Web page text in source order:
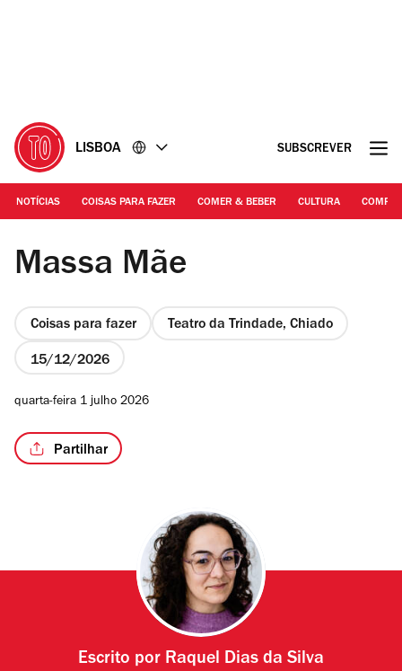
LISBOA SUBSCREVER
NOTÍCIAS COISAS PARA FAZER COMER & BEBER CULTURA
© Humberto Mouco/ CML-ACL | Diogo Faro
Massa Mãe
Coisas para fazer Teatro da Trindade, Chiado
15/12/2026
quarta-feira 1 julho 2026
Partilhar
Escrito por Raquel Dias da Silva